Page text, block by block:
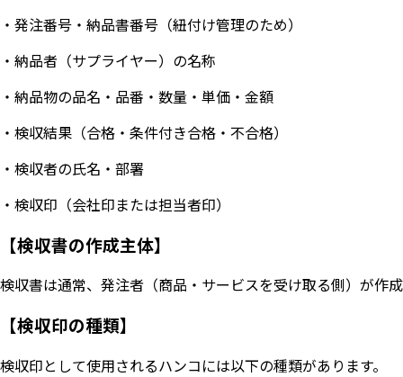
・発注番号・納品書番号（紐付け管理のため）
・納品者（サプライヤー）の名称
・納品物の品名・品番・数量・単価・金額
・検収結果（合格・条件付き合格・不合格）
・検収者の氏名・部署
・検収印（会社印または担当者印）
【検収書の作成主体】
検収書は通常、発注者（商品・サービスを受け取る側）が作
【検収印の種類】
検収印として使用されるハンコには以下の種類があります。